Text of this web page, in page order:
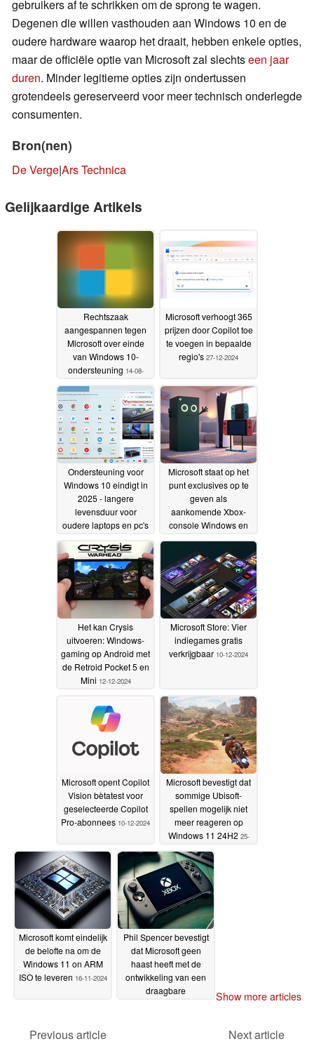
gebruikers af te schrikken om de sprong te wagen.
Degenen die willen vasthouden aan Windows 10 en de
oudere hardware waarop het draait, hebben enkele opties,
maar de officiële optie van Microsoft zal slechtseen jaar
duren. Minder legitieme opties zijn ondertussen
grotendeels gereserveerd voor meer technisch onderlegde
consumenten.
Bron(nen)
De Verge|Ars Technica
Gelijkaardige Artikels
Rechtszaak
aangespannen tegen
Microsoft over einde
van Windows 10-
ondersteuning 14-08-
2025
Microsoft verhoogt 365
prijzen door Copilot toe
te voegen in bepaalde
regio's 27-12-2024
Ondersteuning voor
Windows 10 eindigt in
2025 - langere
levensduur voor
oudere laptops en pc's
dankzij Google
ChromeOS Flex23-12-
2024
Microsoft staat op het
punt exclusives op te
geven als
aankomende Xbox-
console Windows en
Epic-, GOG- en Steam-
gamewinkels zou
kunnen draaien23-12-
2024
Het kan Crysis
uitvoeren: Windows-
gaming op Android met
de Retroid Pocket 5 en
Mini 12-12-2024
Microsoft Store: Vier
indiegames gratis
verkrijgbaar 10-12-2024
Microsoft opent Copilot
Vision bètatest voor
geselecteerde Copilot
Pro-abonnees 10-12-2024
Microsoft bevestigt dat
sommige Ubisoft-
spellen mogelijk niet
meer reageren op
Windows 11 24H2 25-
11-2024
Microsoft komt eindelijk
de belofte na om de
Windows 11 on ARM
ISO te leveren 16-11-2024
Phil Spencer bevestigt
dat Microsoft geen
haast heeft met de
ontwikkeling van een
draagbare
Show more articles
Previous article
Next article